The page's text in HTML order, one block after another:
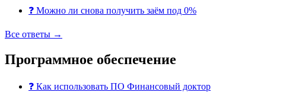
❓ Можно ли снова получить заём под 0%
Все ответы →
Программное обеспечение
❓ Как использовать ПО Финансовый доктор